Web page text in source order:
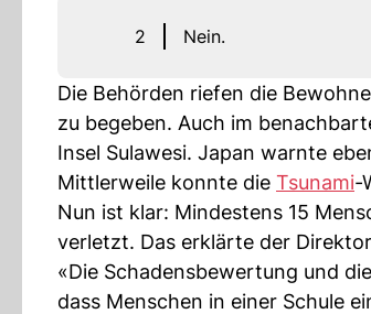
2 Nein.
Die Behörden riefen die
zu begeben. Auch im
Insel Sulawesi. Japan warnte
Mittlerweile konnte die Tsunami-
Nun ist klar: Mindestens 15
verletzt. Das erklärte der
«Die Schadensbewertung und
dass Menschen in einer Schule